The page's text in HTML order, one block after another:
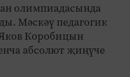
олимпиадасында
Мәскәү педагогик
Коробицын
абсолют җиңүче